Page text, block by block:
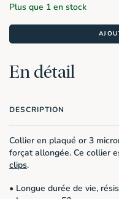
Plus que 1 en stock
En détail
DESCRIPTION
Collier en plaqué or 3
forçat allongée. Ce collier
clips.
• Longue durée de vie,